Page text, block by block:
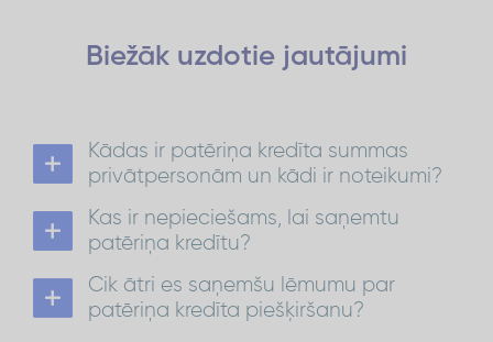
Biežāk uzdotie jautājumi
Kādas ir patēriņa kredīta summas
privātpersonām un kādi ir noteikumi?
līdz 1500 EUR ar atmaksas termiņu līdz 72
mēnešiem.
No 1 501 EUR līdz 15 000 EUR atmaksas termiņš ir
Vairāk par kredītu:Patēriņa kredīts
Kas ir nepieciešams, lai saņemtu
patēriņa kredītu?
ir jābūt Latvijas pastāvīgajam iedzīvotājam
vecumā no 21 līdz 70 gadiem*;
nepieciešams konts kādā no Latvijas
Cik ātri es saņemšu lēmumu par
patēriņa kredīta piešķiršanu?